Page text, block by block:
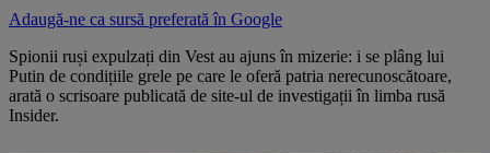
Adaugă-ne ca sursă preferată în Google
Spionii ruși expulzați din Vest au ajuns în mizerie: i se plâng lui
Putin de condițiile grele pe care le oferă patria nerecunoscătoare,
arată o scrisoare publicată de site-ul de investigații în limba rusă
Insider.